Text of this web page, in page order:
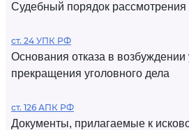
Судебный порядок
ст. 24 УПК РФ
Основания отказа в возбуждении
прекращения уголовного дела
ст. 126 АПК РФ
Документы, прилагаемые к